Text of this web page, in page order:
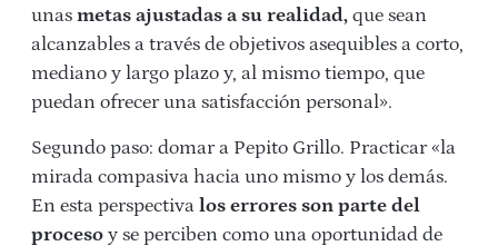
unas metas ajustadas a su realidad, que sean
alcanzables a través de objetivos asequibles a corto,
mediano y largo plazo y, al mismo tiempo, que
puedan ofrecer una satisfacción personal».
Segundo paso: domar a Pepito Grillo. Practicar «la
mirada compasiva hacia uno mismo y los demás.
En esta perspectiva los errores son parte del
proceso y se perciben como una oportunidad de